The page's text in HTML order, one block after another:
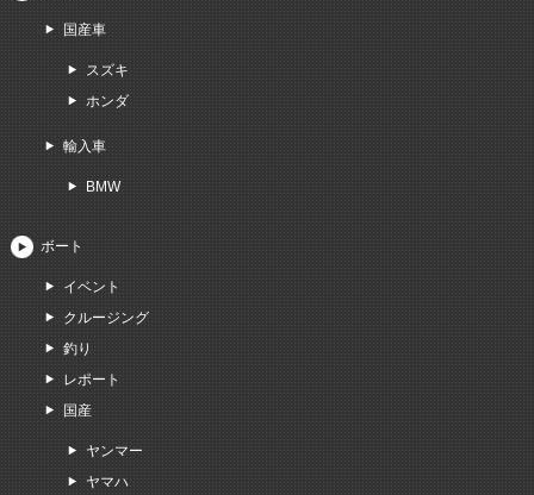
国産車
スズキ
ホンダ
輸入車
BMW
ボート
イベント
クルージング
釣り
レポート
国産
ヤンマー
ヤマハ